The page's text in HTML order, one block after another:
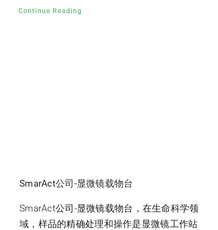
Continue Reading
SmarAct公司-显微镜载物台
SmarAct公司-显微镜载物台，在生命科学领
域，样品的精确处理和操作是显微镜工作站